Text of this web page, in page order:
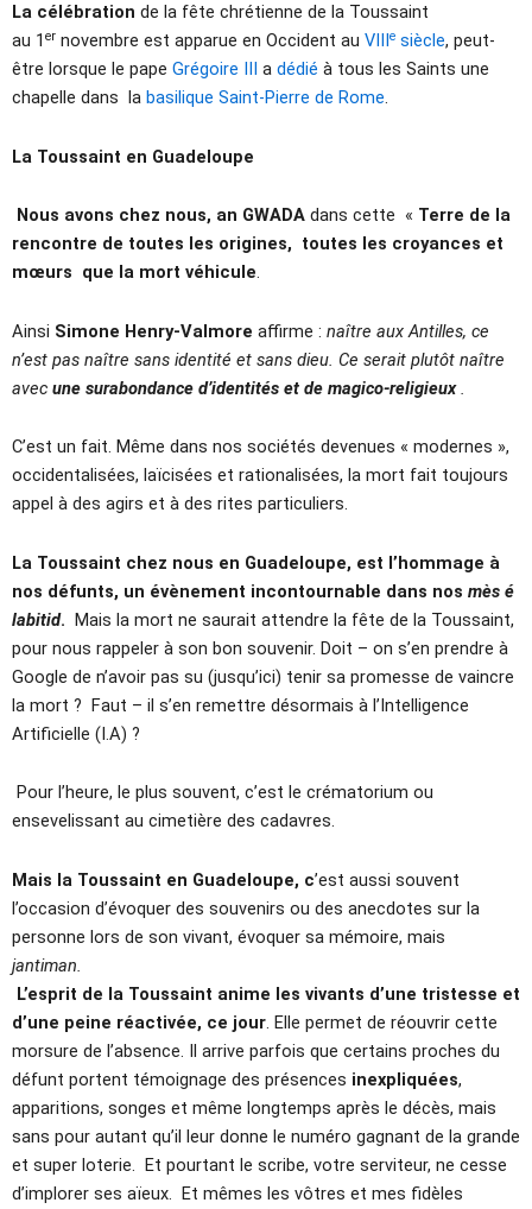
La célébration de la fête chrétienne de la Toussaint
au 1 er novembre est apparue en Occident au VIIIe siècle, peut-
être lorsque le pape Grégoire III a dédié à tous les Saints une
chapelle dans la basilique Saint-Pierre de Rome.
La Toussaint en Guadeloupe
Nous avons chez nous, an GWADA dans cette « Terre de la
rencontre de toutes les origines, toutes les croyances et
mœurs que la mort véhicule.
Ainsi Simone Henry-Valmore affirme : naître aux Antilles, ce
n’est pas naître sans identité et sans dieu. Ce serait plutôt naître
avec une surabondance d’identités et de magico-religieux .
C’est un fait. Même dans nos sociétés devenues « modernes »,
occidentalisées, laïcisées et rationalisées, la mort fait toujours
appel à des agirs et à des rites particuliers.
La Toussaint chez nous en Guadeloupe, est l’hommage à
nos défunts, un évènement incontournable dans nos mès é
labitid. Mais la mort ne saurait attendre la fête de la Toussaint,
pour nous rappeler à son bon souvenir. Doit – on s’en prendre à
Google de n’avoir pas su (jusqu’ici) tenir sa promesse de vaincre
la mort ? Faut – il s’en remettre désormais à l’Intelligence
Artificielle (I.A) ?
Pour l’heure, le plus souvent, c’est le crématorium ou
ensevelissant au cimetière des cadavres.
Mais la Toussaint en Guadeloupe, c’est aussi souvent
l’occasion d’évoquer des souvenirs ou des anecdotes sur la
personne lors de son vivant, évoquer sa mémoire, mais
jantiman.
L’esprit de la Toussaint anime les vivants d’une tristesse et
d’une peine réactivée, ce jour. Elle permet de réouvrir cette
morsure de l’absence. Il arrive parfois que certains proches du
défunt portent témoignage des présences inexpliquées,
apparitions, songes et même longtemps après le décès, mais
sans pour autant qu’il leur donne le numéro gagnant de la grande
et super loterie. Et pourtant le scribe, votre serviteur, ne cesse
d’implorer ses aïeux. Et mêmes les vôtres et mes fidèles